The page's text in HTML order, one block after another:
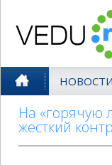
На «горячую
жесткий